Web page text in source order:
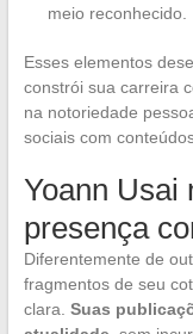
meio reconhecido.
Esses elementos
constrói sua carreira
na notoriedade
sociais com
Yoann Usai
presença
Diferentemente de
fragmentos de seu
clara. Suas